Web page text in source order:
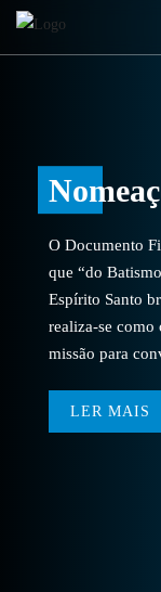
O Documento
que “do
Espírito Santo
realiza-se como
missão para
LER MAIS